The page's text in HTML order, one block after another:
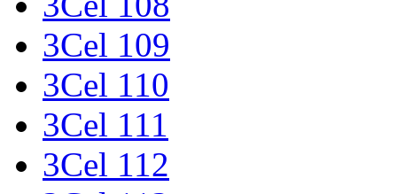
3Cel 109
3Cel 110
3Cel 111
3Cel 112